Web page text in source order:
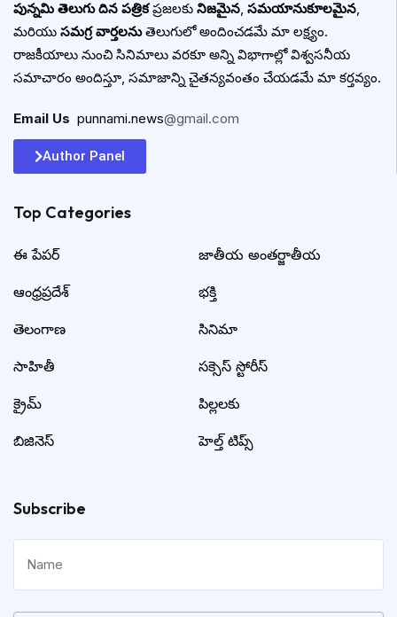
పున్నమి తెలుగు దిన పత్రికప్రజలకు నిజమైన, సమయానుకూలమైన,
మరియు సమగ్ర వార్తలనుతెలుగులో అందించడమే మా లక్ష్యం.
రాజకీయాలు నుంచి సినిమాలు వరకూ అన్ని విభాగాల్లో విశ్వసనీయ
సమాచారం అందిస్తూ, సమాజాన్ని చైతన్యవంతం చేయడమే మా కర్తవ్యం.
Email Us punnami.news@gmail.com
Author Panel
Top Categories​
ఈ పేపర్
ఆంధ్రప్రదేశ్
తెలంగాణ
సాహితీ
క్రైమ్
బిజినెస్
జాతీయ అంతర్జాతీయ
భక్తి
సినిమా
సక్సెస్ స్టోరీస్
పిల్లలకు
హెల్త్ టిప్స్
Subscribe